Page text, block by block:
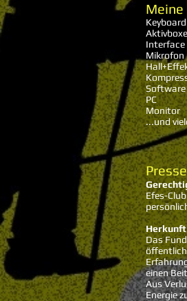
PC HP
...und
Efes-
Das
einen
Aus
Energie